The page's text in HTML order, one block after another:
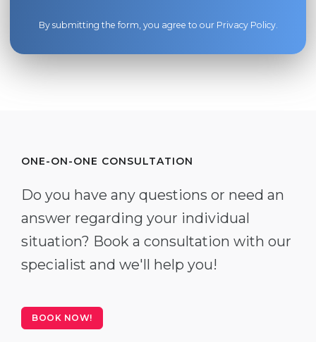
By submitting the form, you agree to our Privacy Policy.
ONE-ON-ONE CONSULTATION
Do you have any questions or need an
answer regarding your individual
situation? Book a consultation with our
specialist and we'll help you!
BOOK NOW!